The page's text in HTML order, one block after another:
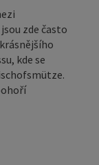
zde často
kde se